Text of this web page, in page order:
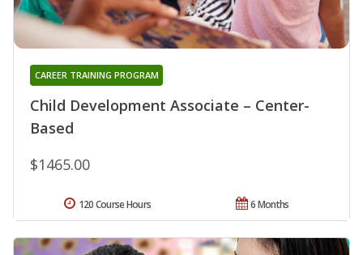
Child Development Associate – Center-
Based
CAREER TRAINING PROGRAM
$1465.00
6 Months
120 Course Hours